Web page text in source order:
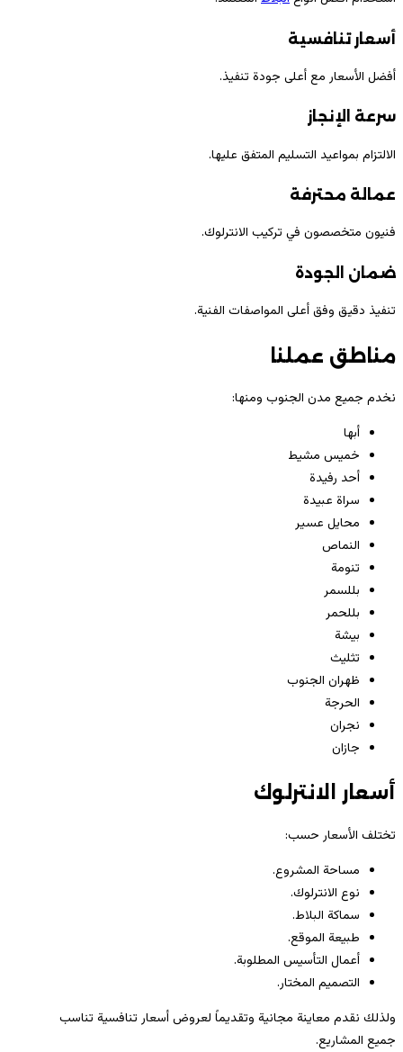
أسعار تنافسية
أفضل الأسعار مع أعلى جودة تنفيذ.
سرعة الإنجاز
الالتزام بمواعيد التسليم المتفق عليها.
عمالة محترفة
فنيون متخصصون في تركيب الانترلوك.
ضمان الجودة
تنفيذ دقيق وفق أعلى المواصفات الفنية.
مناطق عملنا
نخدم جميع مدن الجنوب ومنها:
أبها
خميس مشيط
أحد رفيدة
سراة عبيدة
محايل عسير
النماص
تنومة
بللسمر
بللحمر
بيشة
تثليث
ظهران الجنوب
الحرجة
نجران
جازان
أسعار الانترلوك
تختلف الأسعار حسب:
مساحة المشروع.
نوع الانترلوك.
سماكة البلاط.
طبيعة الموقع.
أعمال التأسيس المطلوبة.
التصميم المختار.
ولذلك نقدم معاينة مجانية وتقديماً لعروض أسعار تنافسية تناسب
جميع المشاريع.